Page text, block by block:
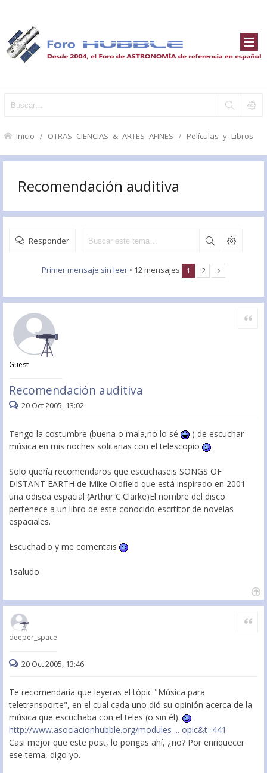
Inicio OTRAS CIENCIAS & ARTES AFINES Películas y Libros
Recomendación auditiva
Responder
Primer mensaje sin leer • 12 mensajes 1 2
Guest
Recomendación auditiva
Citar
20 Oct 2005, 13:02
Tengo la costumbre (buena o mala,no lo sé
) de escuchar
música en mis noches solitarias con el telescopio
Solo quería recomendaros que escuchaseis SONGS OF
DISTANT EARTH de Mike Oldfield que está inspirado en 2001
una odisea espacial (Arthur C.Clarke)El nombre del disco
pertenece a un libro de este conocido escrtitor de novelas
espaciales.
Escuchadlo y me comentais
1saludo
deeper_space
Citar
20 Oct 2005, 13:46
Te recomendaría que leyeras el tópic "Música para
teletransporte", en el cual cada uno dió su opinión acerca de la
música que escuchaba con el teles (o sin él).
http://www.asociacionhubble.org/modules ... opic&t=441
Casi mejor que este post, lo pongas ahí, ¿no? Por enriquecer
ese tema, digo yo.